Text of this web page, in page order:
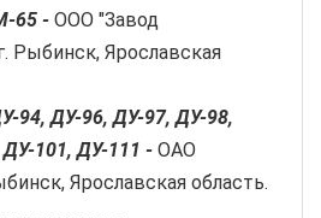
65 - ООО "Завод
Рыбинск, Ярославская
94, ДУ-96, ДУ-97, ДУ-98,
101, ДУ-111 - ОАО
Ярославская область.